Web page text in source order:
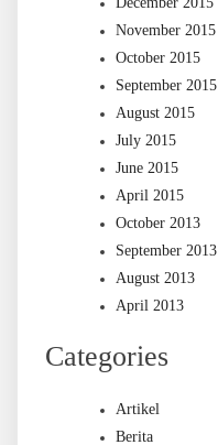
November 2015
October 2015
September 2015
August 2015
July 2015
June 2015
April 2015
October 2013
September 2013
August 2013
April 2013
Categories
Artikel
Berita